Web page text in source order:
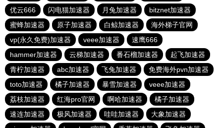
优云666
闪电猫加速器 月兔加速器
bitznet加速器
蜜蜂加速器
原子加速器 白鲸加速器
海外梯子官网
vp(永久免费)加速器
veee加速器
速鹰666
hammer加速器
云梯加速器 番石榴加速器
起飞加速器
青柠加速器
abc加速器 飞兔加速器
免费海外pvn加速器
toto加速器
橘子加速器 暴雪加速器
veee加速器
荔枝加速器
红海pro官网 啊哈加速器
橘子加速器
速连加速器
极风加速器 哇哇加速器
大象加速器